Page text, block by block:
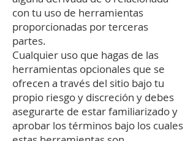
con tu uso de herramientas
proporcionadas por terceras
partes.
Cualquier uso que hagas de las
herramientas opcionales que se
ofrecen a través del sitio bajo tu
propio riesgo y discreción y debes
asegurarte de estar familiarizado y
aprobar los términos bajo los cuales